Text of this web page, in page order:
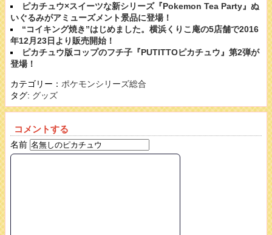
ピカチュウ×スイーツな新シリーズ『Pokemon Tea Party』ぬ
いぐるみがアミューズメント景品に登場！
“コイキング焼き”はじめました。横浜くりこ庵の5店舗で2016
年12月23日より販売開始！
ピカチュウ版コップのフチ子『PUTITTOピカチュウ』第2弾が
登場！
カテゴリー： ポケモンシリーズ総合
タグ: グッズ
コメントする
名前